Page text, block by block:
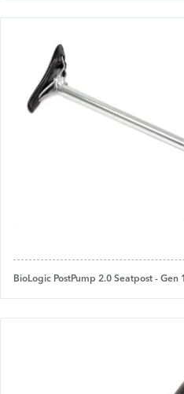
BioLogic PostPump 2.0 Seatpost - Gen 1